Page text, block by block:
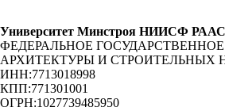
Университет Минстроя НИИСФ
ФЕДЕРАЛЬНОЕ
АРХИТЕКТУРЫ И СТРОИТЕЛЬНЫХ
ИНН:7713018998
КПП:771301001
ОГРН:1027739485950